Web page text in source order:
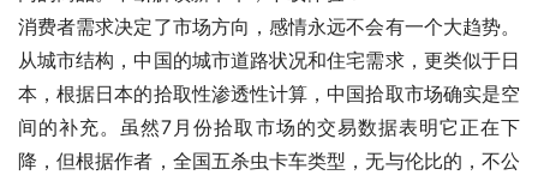
消费者需求决定了市场方向，感情永远不会有一个大趋势。
从城市结构，中国的城市道路状况和住宅需求，更类似于日
本，根据日本的拾取性渗透性计算，中国拾取市场确实是空
间的补充。虽然7月份拾取市场的交易数据表明它正在下
降，但根据作者，全国五杀虫卡车类型，无与伦比的，不公